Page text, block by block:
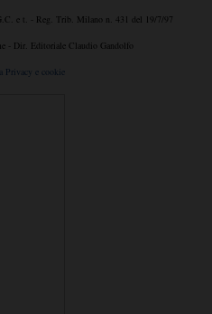
e t. - Reg. Trib. Milano n. 431 del 19/7/97
- Dir. Editoriale Claudio Gandolfo
Privacy e cookie